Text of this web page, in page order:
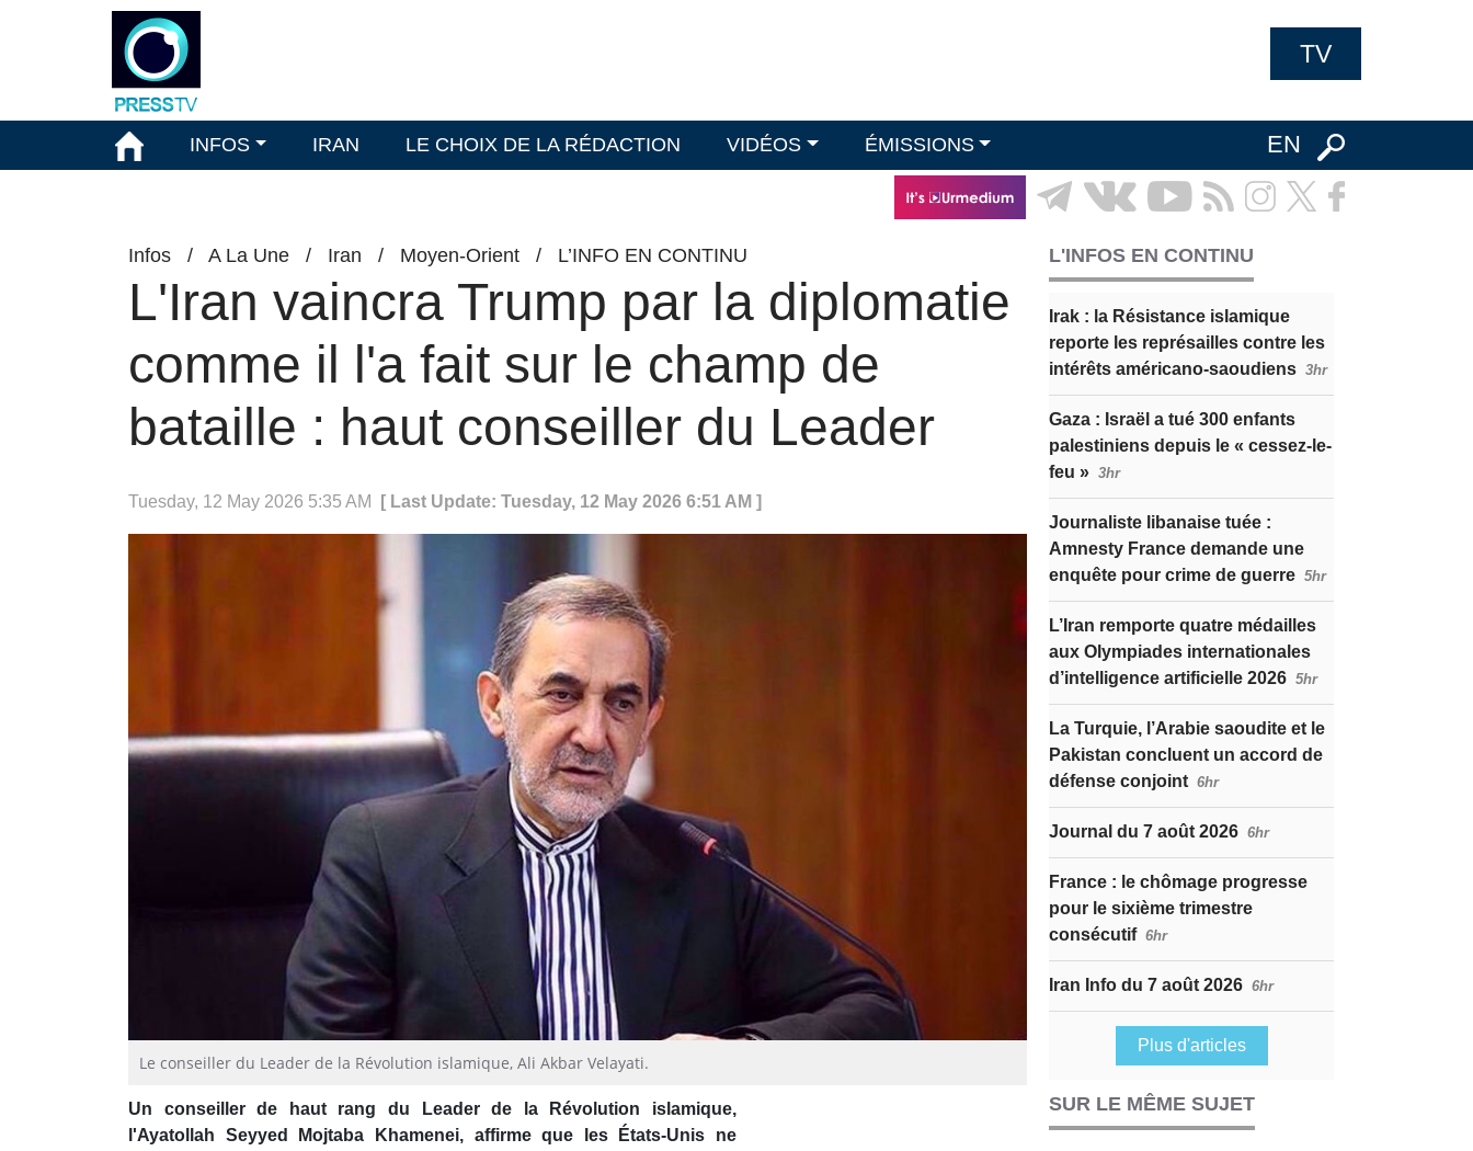
TV
INFOS IRAN LE CHOIX DE LA RÉDACTION VIDÉOS ÉMISSIONS EN
Infos / A La Une / Iran / Moyen-Orient / L’INFO EN CONTINU
L'Iran vaincra Trump par la diplomatie
comme il l'a fait sur le champ de
bataille : haut conseiller du Leader
Tuesday, 12 May 2026 5:35 AM [ Last Update: Tuesday, 12 May 2026 6:51 AM ]
Le conseiller du Leader de la Révolution islamique, Ali Akbar Velayati.
Un conseiller de haut rang du Leader de la Révolution islamique,
l'Ayatollah Seyyed Mojtaba Khamenei, affirme que les États-Unis ne
L'INFOS EN CONTINU
Irak : la Résistance islamique
reporte les représailles contre les
intérêts américano-saoudiens 3hr
Gaza : Israël a tué 300 enfants
palestiniens depuis le « cessez-le-
feu » 3hr
Journaliste libanaise tuée :
Amnesty France demande une
enquête pour crime de guerre 5hr
L’Iran remporte quatre médailles
aux Olympiades internationales
d’intelligence artificielle 2026 5hr
La Turquie, l’Arabie saoudite et le
Pakistan concluent un accord de
défense conjoint 6hr
Journal du 7 août 2026 6hr
France : le chômage progresse
pour le sixième trimestre
consécutif 6hr
Iran Info du 7 août 2026 6hr
Plus d'articles
SUR LE MÊME SUJET